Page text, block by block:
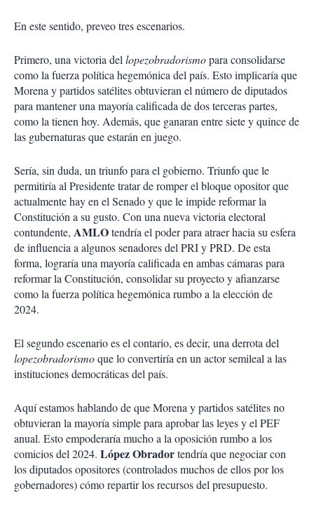
En este sentido, preveo tres escenarios.
Primero, una victoria del lopezobradorismopara consolidarse
como la fuerza política hegemónica del país. Esto implicaría que
Morena y partidos satélites obtuvieran el número de diputados
para mantener una mayoría calificada de dos terceras partes,
como la tienen hoy. Además, que ganaran entre siete y quince de
las gubernaturas que estarán en juego.
Sería, sin duda, un triunfo para el gobierno. Triunfo que le
permitiría al Presidente tratar de romper el bloque opositor que
actualmente hay en el Senado y que le impide reformar la
Constitución a su gusto. Con una nueva victoria electoral
contundente, AMLOtendría el poder para atraer hacia su esfera
de influencia a algunos senadores del PRI y PRD. De esta
forma, lograría una mayoría calificada en ambas cámaras para
reformar la Constitución, consolidar su proyecto y afianzarse
como la fuerza política hegemónica rumbo a la elección de
2024.
El segundo escenario es el contario, es decir, una derrota del
lopezobradorismoque lo convertiría en un actor semileal a las
instituciones democráticas del país.
Aquí estamos hablando de que Morena y partidos satélites no
obtuvieran la mayoría simple para aprobar las leyes y el PEF
anual. Esto empoderaría mucho a la oposición rumbo a los
comicios del 2024. López Obradortendría que negociar con
los diputados opositores (controlados muchos de ellos por los
gobernadores) cómo repartir los recursos del presupuesto.